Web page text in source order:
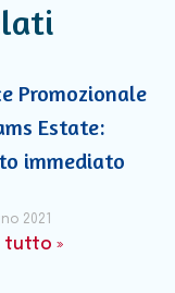
Promozionale
Estate:
immediato
2021
tutto »